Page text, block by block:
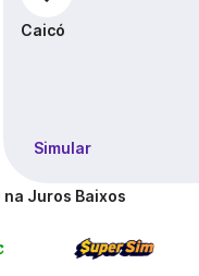
Caicó
Simular
Juros Baixos